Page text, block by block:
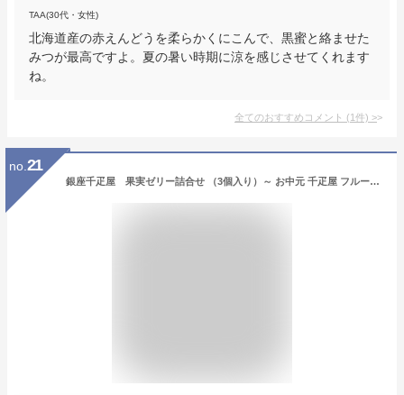
TAA(30代・女性)
北海道産の赤えんどうを柔らかくにこんで、黒蜜と絡ませた
みつが最高ですよ。夏の暑い時期に涼を感じさせてくれます
ね。
全てのおすすめコメント (1件) >
no. 21
銀座千疋屋 果実ゼリー詰合せ （3個入り）～ お中元 千疋屋 フルーツ ゼリー アイス お菓子 ギフト 内祝い スイーツ 送料無料 ～